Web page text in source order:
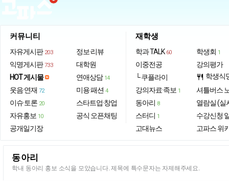
커뮤니티
자유게시판 203
익명게시판 733
HOT 게시물
웃음·연재 72
이슈·토론 20
자유홍보 10
공개일기장
정보·리뷰
대학원
연애상담 14
미용·패션 4
스타트업·창업
공식 오픈채팅
재학생
학과 TALK 60
이중전공
└ 쿠플라이
강의자료·족보 1
동아리 8
스터디 1
고대뉴스
학생회 1
강의평가
restaurant 학생식
셔틀버스
열람실 (실
수강신청
고파스 위
동아리
학내 동아리 홍보 소식을 모았습니다. 제목에 특수문자는 자제해주세요.